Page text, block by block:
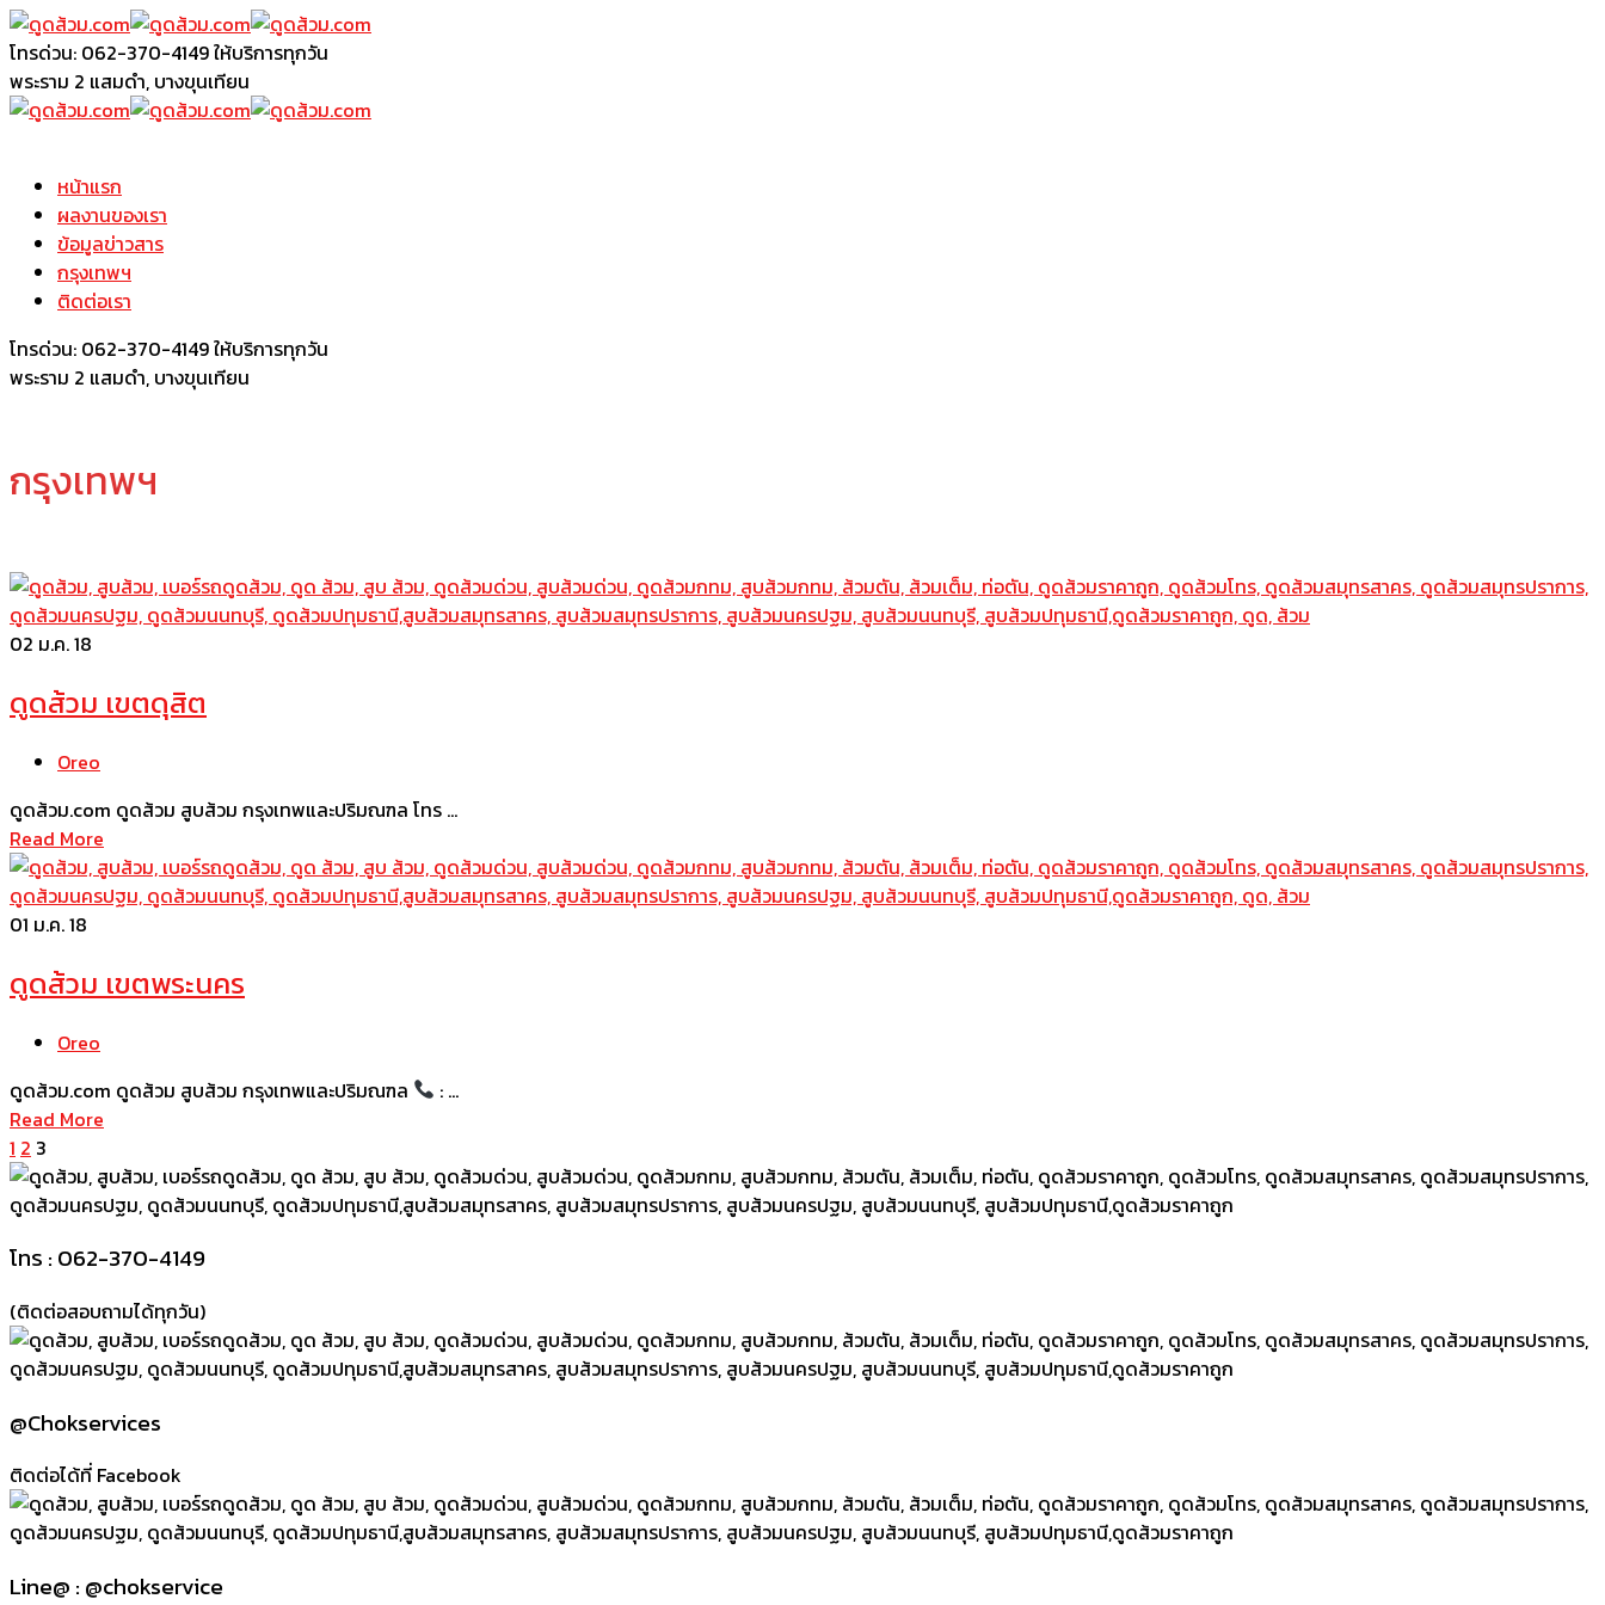
โทรด่วน: 062-370-4149ให้บริการทุกวัน
พระราม 2 แสมดำ, บางขุนเทียน
หน้าแรก
ผลงานของเรา
ข้อมูลข่าวสาร
กรุงเทพฯ
ติดต่อเรา
โทรด่วน: 062-370-4149ให้บริการทุกวัน
พระราม 2 แสมดำ, บางขุนเทียน
กรุงเทพฯ
02 ม.ค. 18
ดูดส้วม เขตดุสิต
Oreo
ดูดส้วม.com ดูดส้วม สูบส้วม กรุงเทพและปริมณฑล โทร …
Read More
01 ม.ค. 18
ดูดส้วม เขตพระนคร
Oreo
ดูดส้วม.com ดูดส้วม สูบส้วม กรุงเทพและปริมณฑล
: …
Read More
1 2 3
โทร : 062-370-4149
(ติดต่อสอบถามได้ทุกวัน)
@Chokservices
ติดต่อได้ที่ Facebook
Line@ : @chokservice